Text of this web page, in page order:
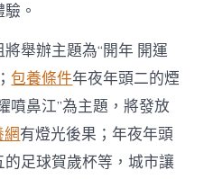
。
舉辦主題為“開年 開運
包養條件年夜年頭二的煙
噴鼻江”為主題，將發放
有燈光後果；年夜年頭
足球賀歲杯等，城市讓